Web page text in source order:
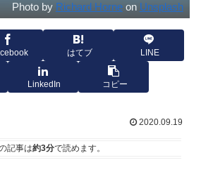
Photo by Richard Horneon Unsplash
はてブ LINE
LinkedIn コピー
2020.09.19
記事は約3分で読めます。